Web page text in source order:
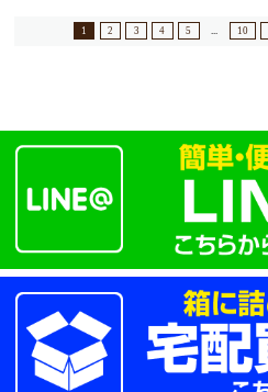
1 2 3 4 5 10